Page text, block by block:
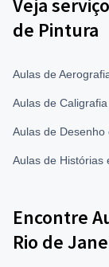
Veja
de Pintura
Aulas de
Aulas de
Aulas de
Aulas de Histórias
Encontre
Rio de